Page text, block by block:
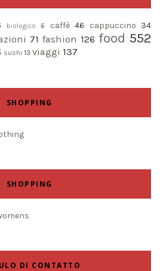
biologico 6 caffè 46 cappuccino 34
71 fashion 126 food 552
sushi 13 viaggi 137
SHOPPING
SHOPPING
DI CONTATTO